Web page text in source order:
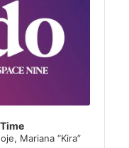
Mariana “Kira”